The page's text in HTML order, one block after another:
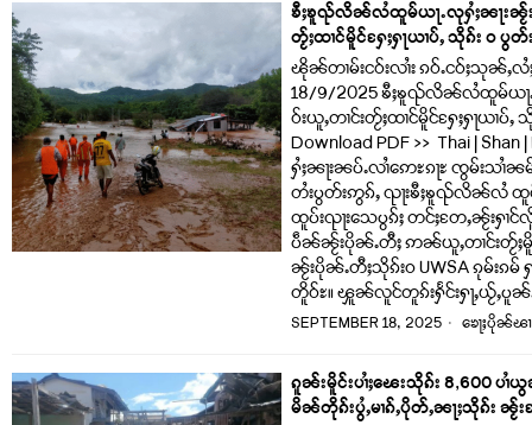
ၶီႈၶူၺ်လိၼ်လႆထူမ်ယႃႉလုႁႆႈၼႃးၼႂ်းမိူ
တႂ်ႈထၢင်မိူင်ႁႄႈႁႃယၢပ်ႇ သိုၵ်း ဝ ပွတ်
ၽိုၼ်တၢမ်းငဝ်းလၢႆး ၵဝ်ႉငဝ်ႈသုၼ်ႇ
18/9/2025 ၶီႈၶူၺ်လိၼ်လႆထူမ်ယႃႉ
ဝ်းယူႇတၢင်းတႂ်ႈထၢင်မိူင်ႁႄႈႁႃယၢပ်ႇ
Download PDF >> Thai | Shan
ႁႆႈၼႃးၼပ်ႉလၢႆဢေႊၵႃႊ ၸွမ်းသၢႆၼ
တႆးပွတ်းဢွၵ်ႇ ၺႃးၶီႈၶူၺ်လိၼ်လႆ
ထူပ်းၺႃးသေပွၵ်ႈ တင်ႈတႄႇၼႂ်းႁၢင်
ပဵၼ်ၼႂ်းပိုၼ်ႉတီႈ ဢၼ်ယူႇတၢင်းတႂ်ႈမိူင်
ၼႂ်းပိုၼ်ႉတီႈသိုၵ်းဝ UWSA ၵုမ်းၵမ်
တိူဝ်ႊ။ ၾူၼ်လူင်တူၵ်းႁႅင်းႁႃႇယႂ်ႇပူ
SEPTEMBER 18, 2025 ၶေႃႈပိုၼ်ၽ
ၵူၼ်းမိူင်းပၢႆႈၽေးသိုၵ်း 8,600 ပ
မိၼ်တိုၵ်းပွႆႇမၢၵ်ႇပိုတ်ႇၼႃႈသိုၵ်း ၼႂ်းၸ